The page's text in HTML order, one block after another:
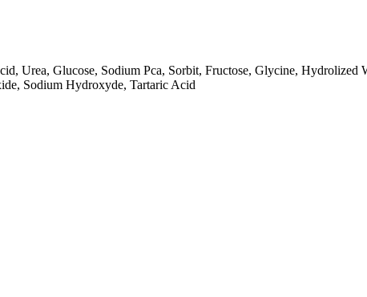
Urea, Glucose, Sodium Pca, Sorbit, Fructose, Glycine, Hydrolized
Sodium Hydroxyde, Tartaric Acid